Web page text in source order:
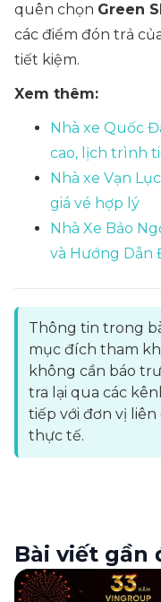
quên chọn Green
các điểm đón trả
tiết kiệm.
Xem thêm:
Nhà xe Quốc
cao, lịch trình
Nhà xe Vạn
giá vé hợp lý
Nhà Xe Bảo
và Hướng Dẫn
Thông tin trong
mục đích tham
không cần báo
tra lại qua các
tiếp với đơn vị
thực tế.
Bài viết gần